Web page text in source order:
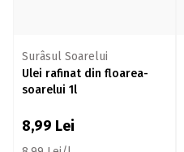
Surâsul Soarelui
Ulei rafinat din floarea-
soarelui 1l
8,99 Lei